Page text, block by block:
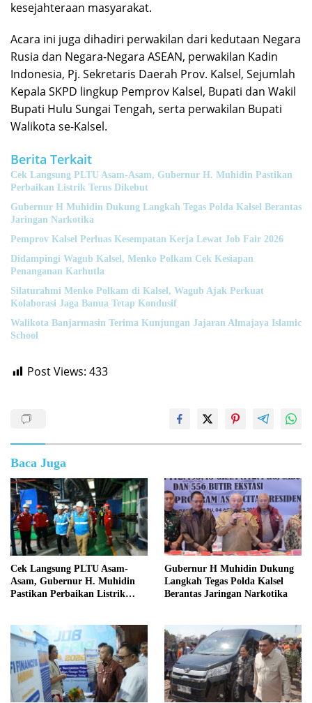
kesejahteraan masyarakat.
Acara ini juga dihadiri perwakilan dari kedutaan Negara
Rusia dan Negara-Negara ASEAN, perwakilan Kadin
Indonesia, Pj. Sekretaris Daerah Prov. Kalsel, Sejumlah
Kepala SKPD lingkup Pemprov Kalsel, Bupati dan Wakil
Bupati Hulu Sungai Tengah, serta perwakilan Bupati
Walikota se-Kalsel.
Berita Terkait
Cek Langsung PLTU Asam-Asam, Gubernur H. Muhidin Pastikan
Perbaikan Listrik Terus Dikebut
Gubernur H Muhidin Dukung Langkah Tegas Polda Kalsel Berantas
Jaringan Narkotika
Pemprov Kalsel Perluas Kesempatan Kerja Lewat Job Fair 2026
Didampingi Wagub Kalsel, Menko Polkam Cek Kesiapan
Penanganan Karhutla
Silaturahmi Menko Polkam di Kalsel, Wagub Ajak Perkuat
Kolaborasi Jaga Banua Tetap Kondusif
Walikota Banjarmasin Terima Kunjungan Jajaran Almajaya Islamic
School
Post Views: 433
Baca Juga
Cek Langsung PLTU Asam-
Asam, Gubernur H. Muhidin
Pastikan Perbaikan Listrik
Gubernur H Muhidin Dukung
Langkah Tegas Polda Kalsel
Berantas Jaringan Narkotika